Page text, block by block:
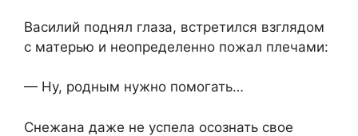
Василий поднял глаза, встретился взглядом
с матерью и неопределенно пожал плечами:
— Ну, родным нужно помогать…
Снежана даже не успела осознать свое